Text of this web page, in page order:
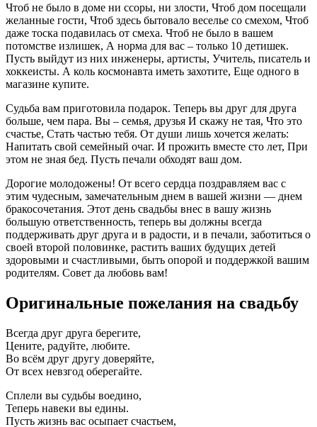
Чтоб не было в доме ни ссоры, ни злости, Чтоб дом посещали
желанные гости, Чтоб здесь бытовало веселье со смехом, Чтоб
даже тоска подавилась от смеха. Чтоб не было в вашем
потомстве излишек, А норма для вас – только 10 детишек.
Пусть выйдут из них инженеры, артисты, Учитель, писатель и
хоккеисты. А коль космонавта иметь захотите, Еще одного в
магазине купите.
Судьба вам приготовила подарок. Теперь вы друг для друга
больше, чем пара. Вы – семья, друзья И скажу не тая, Что это
счастье, Стать частью тебя. От души лишь хочется желать:
Напитать свой семейный очаг. И прожить вместе сто лет, При
этом не зная бед. Пусть печали обходят ваш дом.
Дорогие молодожены! От всего сердца поздравляем вас с
этим чудесным, замечательным днем в вашей жизни — днем
бракосочетания. Этот день свадьбы внес в вашу жизнь
большую ответственность, теперь вы должны всегда
поддерживать друг друга и в радости, и в печали, заботиться о
своей второй половинке, растить ваших будущих детей
здоровыми и счастливыми, быть опорой и поддержкой вашим
родителям. Совет да любовь вам!
Оригинальные пожелания на свадьбу
Всегда друг друга берегите,
Цените, радуйте, любите.
Во всём друг другу доверяйте,
От всех невзгод оберегайте.
Сплели вы судьбы воедино,
Теперь навеки вы едины.
Пусть жизнь вас осыпает счастьем,